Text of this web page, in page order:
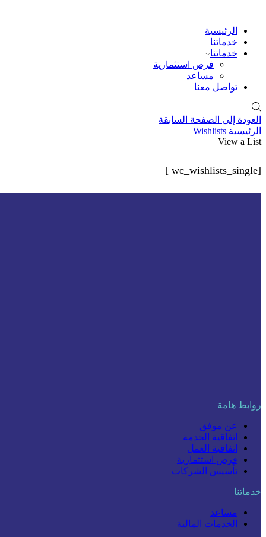
الرئيسية
خدماتنا
خدماتنا
فرص استثمارية
مساعد
تواصل معنا
العودة إلى الصفحة السابقة
الرئيسية Wishlists
View a List
[wc_wishlists_single ]
روابط هامة
عن موفق
اتفاقية الخدمة
اتفاقية العمل
فرص استثمارية
تأسيس الشركات
خدماتنا
مساعد
الخدمات المالية